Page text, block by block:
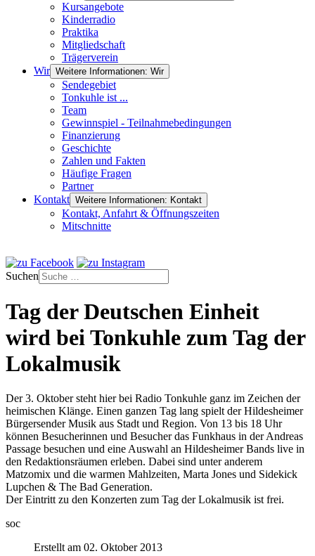
Kursangebote
Kinderradio
Praktika
Mitgliedschaft
Trägerverein
Wir Weitere Informationen: Wir
Sendegebiet
Tonkuhle ist ...
Team
Gewinnspiel - Teilnahmebedingungen
Finanzierung
Geschichte
Zahlen und Fakten
Häufige Fragen
Partner
Kontakt Weitere Informationen: Kontakt
Kontakt, Anfahrt & Öffnungszeiten
Mitschnitte
Suchen
Tag der Deutschen Einheit
wird bei Tonkuhle zum Tag der
Lokalmusik
Der 3. Oktober steht hier bei Radio Tonkuhle ganz im Zeichen der
heimischen Klänge. Einen ganzen Tag lang spielt der Hildesheimer
Bürgersender Musik aus Stadt und Region. Von 13 bis 18 Uhr
können Besucherinnen und Besucher das Funkhaus in der Andreas
Passage besuchen und eine Auswahl an Hildesheimer Bands live in
den Redaktionsräumen erleben. Dabei sind unter anderem
Matzomix und die warmen Mahlzeiten, Marta Jones und Sidekick
Lupchen & The Bad Generation.
Der Eintritt zu den Konzerten zum Tag der Lokalmusik ist frei.
soc
Erstellt am 02. Oktober 2013